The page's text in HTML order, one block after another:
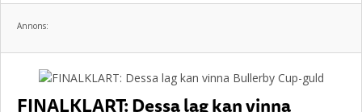
Annons:
FINALKLART: Dessa lag kan vinna